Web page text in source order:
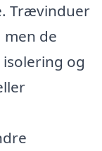
Trævinduer
de
og